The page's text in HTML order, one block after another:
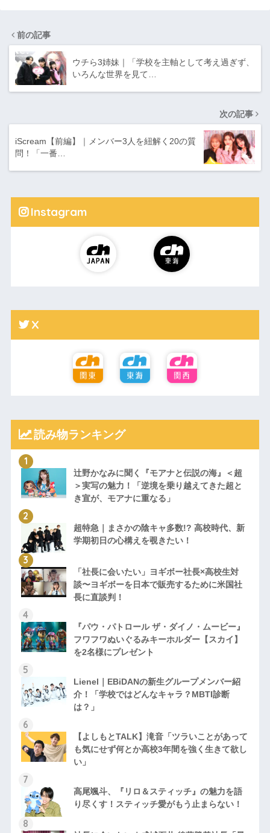
前の記事
ウチら3姉妹｜「学校を主軸として考え過ぎず、
いろんな世界を見て…
次の記事
iScream【前編】｜メンバー3人を紐解く20の質
問！「一番…
Instagram
X
読み物ランキング
辻野かなみに聞く『モアナと伝説の海』＜超
＞実写の魅力！「逆境を乗り越えてきた超と
き宣が、モアナに重なる」
超特急｜まさかの陰キャ多数!? 高校時代、新
学期初日の心構えを覗きたい！
「社長に会いたい」ヨギボー社長×高校生対
談〜ヨギボーを日本で販売するために米国社
長に直談判！
『パウ・パトロール ザ・ダイノ・ムービー』
フワフワぬいぐるみキーホルダー【スカイ】
を2名様にプレゼント
Lienel｜EBiDANの新生グループメンバー紹
介！「学校ではどんなキャラ？MBTI診断
は？」
【よしもとTALK】滝音「ツラいことがあって
も気にせず何とか高校3年間を強く生きて欲し
い」
高尾颯斗、『リロ＆スティッチ』の魅力を語
り尽くす！スティッチ愛がもう止まらない！